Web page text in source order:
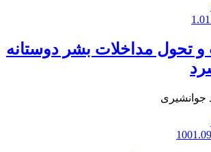
تحول مداخلات بشر دوستانه
جوانشیری